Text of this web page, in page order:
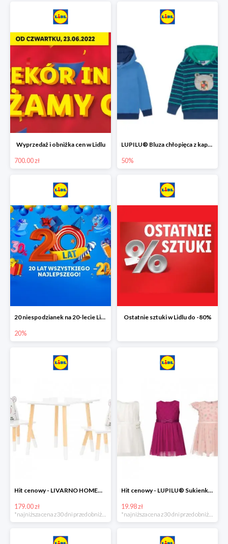
Wyprzedaż i obniżka cen w Lidlu
700.00 zł
LUPILU® Bluza chłopięca z kapturem
50%
20 niespodzianek na 20-lecie Lidla do -20%
20%
Ostatnie sztuki w Lidlu do -80%
Hit cenowy - LIVARNO HOME® Stolik i 2 krzesełka dla dzieci
179.00 zł
Hit cenowy - LUPILU® Sukienka niemowlęca
19.98 zł